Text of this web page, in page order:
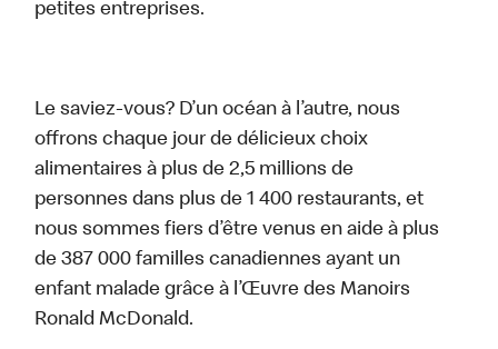
petites entreprises.
Le saviez-vous? D’un océan à l’autre, nous
offrons chaque jour de délicieux choix
alimentaires à plus de 2,5 millions de
personnes dans plus de 1 400 restaurants, et
nous sommes fiers d’être venus en aide à plus
de 387 000 familles canadiennes ayant un
enfant malade grâce à l’Œuvre des Manoirs
Ronald McDonald.